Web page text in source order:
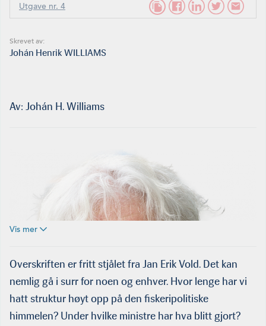
Utgave nr. 4
Skrevet av:
Johán Henrik WILLIAMS
Av: Johán H. Williams
Vis mer
Overskriften er fritt stjålet fra Jan Erik Vold. Det kan
nemlig gå i surr for noen og enhver. Hvor lenge har vi
hatt struktur høyt opp på den fiskeripolitiske
himmelen? Under hvilke ministre har hva blitt gjort?